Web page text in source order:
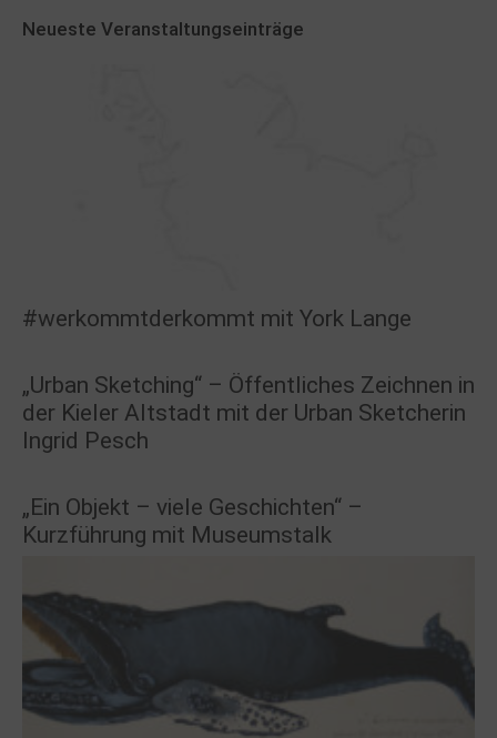
Neueste Veranstaltungseinträge
#werkommtderkommt mit York Lange
„Urban Sketching“ – Öffentliches Zeichnen in
der Kieler Altstadt mit der Urban Sketcherin
Ingrid Pesch
„Ein Objekt – viele Geschichten“ –
Kurzführung mit Museumstalk